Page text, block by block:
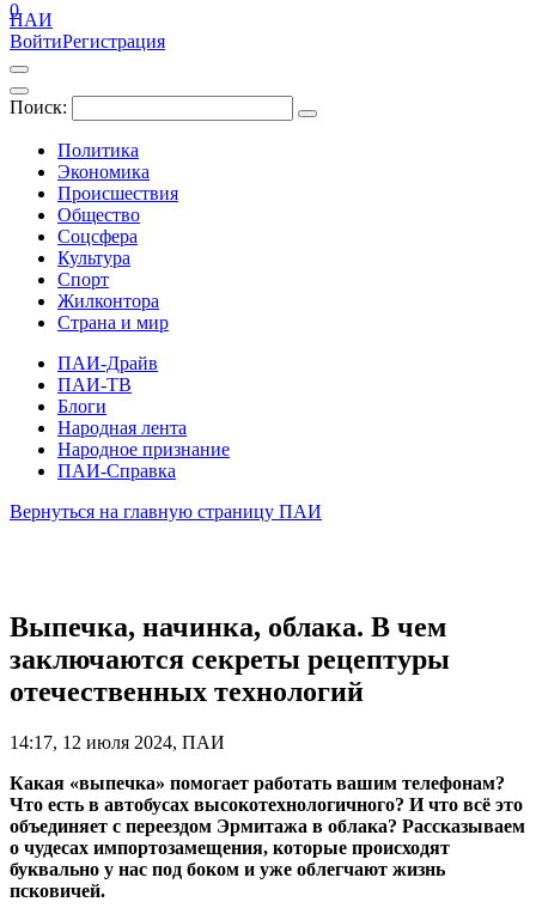
ПАИ
ВойтиРегистрация
Поиск:
Политика
Экономика
Происшествия
Общество
Соцсфера
Культура
Спорт
Жилконтора
Страна и мир
ПАИ-Драйв
ПАИ-ТВ
Блоги
Народная лента
Народное признание
ПАИ-Справка
0
Вернуться на главную страницу ПАИ
Выпечка, начинка, облака. В чем
заключаются секреты рецептуры
отечественных технологий
14:17, 12 июля 2024, ПАИ
Какая «выпечка» помогает работать вашим телефонам?
Что есть в автобусах высокотехнологичного? И что всё это
объединяет с переездом Эрмитажа в облака? Рассказываем
о чудесах импортозамещения, которые происходят
буквально у нас под боком и уже облегчают жизнь
псковичей.